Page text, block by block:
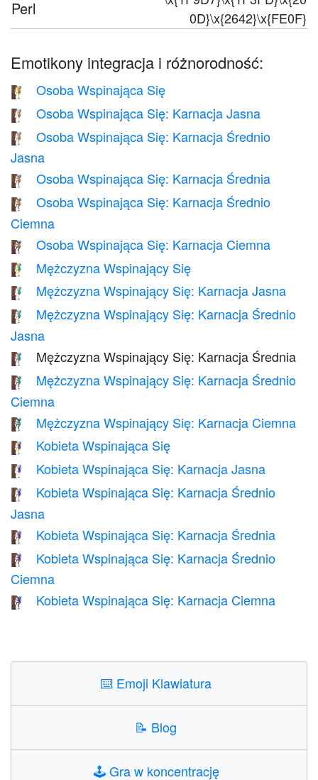
Perl
0D}\x{2642}\x{FE0F}
Emotikony integracja i różnorodność:
🧗 Osoba Wspinająca Się
🧗🏻 Osoba Wspinająca Się: Karnacja Jasna
🧗🏼
Osoba Wspinająca Się: Karnacja Średnio
Jasna
🧗🏽 Osoba Wspinająca Się: Karnacja Średnia
🧗🏾
Osoba Wspinająca Się: Karnacja Średnio
Ciemna
🧗🏿 Osoba Wspinająca Się: Karnacja Ciemna
🧗‍♂️ Mężczyzna Wspinający Się
🧗🏻‍♂️ Mężczyzna Wspinający Się: Karnacja Jasna
🧗🏼‍♂️
Mężczyzna Wspinający Się: Karnacja Średnio
Jasna
🧗🏽‍♂️ Mężczyzna Wspinający Się: Karnacja Średnia
🧗🏾‍♂️
Mężczyzna Wspinający Się: Karnacja Średnio
Ciemna
🧗🏿‍♂️ Mężczyzna Wspinający Się: Karnacja Ciemna
🧗‍♀️ Kobieta Wspinająca Się
🧗🏻‍♀️ Kobieta Wspinająca Się: Karnacja Jasna
🧗🏼‍♀️
Kobieta Wspinająca Się: Karnacja Średnio
Jasna
🧗🏽‍♀️ Kobieta Wspinająca Się: Karnacja Średnia
🧗🏾‍♀️
Kobieta Wspinająca Się: Karnacja Średnio
Ciemna
🧗🏿‍♀️ Kobieta Wspinająca Się: Karnacja Ciemna
⌨️ Emoji Klawiatura
📝 Blog
🕹️Gra w koncentrację